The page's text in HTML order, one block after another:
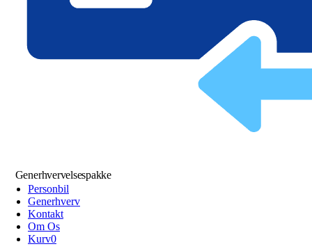
Generhvervelsespakke
Personbil
Generhverv
Kontakt
Om Os
Kurv0